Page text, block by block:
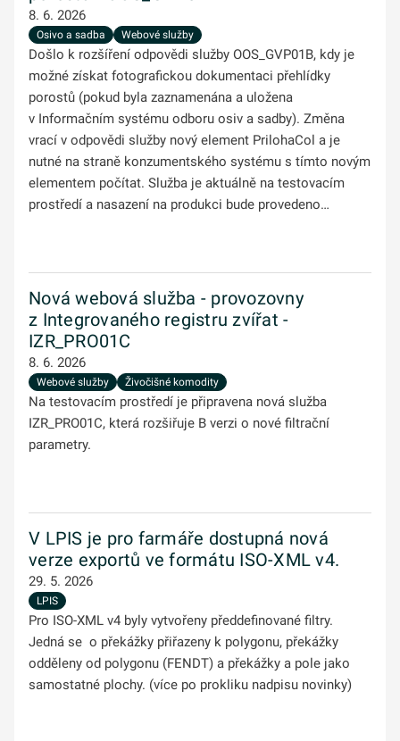
8. 6. 2026
Osivo a sadba Webové služby
Došlo k rozšíření odpovědi služby OOS_GVP01B, kdy je
možné získat fotografickou dokumentaci přehlídky
porostů (pokud byla zaznamenána a uložena
v Informačním systému odboru osiv a sadby). Změna
vrací v odpovědi služby nový element PrilohaCol a je
nutné na straně konzumentského systému s tímto novým
elementem počítat. Služba je aktuálně na testovacím
prostředí a nasazení na produkci bude provedeno…
Nová webová služba - provozovny
z Integrovaného registru zvířat -
IZR_PRO01C
8. 6. 2026
Webové služby Živočišné komodity
Na testovacím prostředí je připravena nová služba
IZR_PRO01C, která rozšiřuje B verzi o nové filtrační
parametry.
V LPIS je pro farmáře dostupná nová
verze exportů ve formátu ISO-XML v4.
29. 5. 2026
LPIS
Pro ISO-XML v4 byly vytvořeny předdefinované filtry.
Jedná se o překážky přiřazeny k polygonu, překážky
odděleny od polygonu (FENDT) a překážky a pole jako
samostatné plochy. (více po prokliku nadpisu novinky)